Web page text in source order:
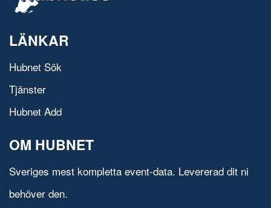
LÄNKAR
Hubnet Sök
Tjänster
Hubnet Add
OM HUBNET
Sveriges mest kompletta event-data. Levererad dit ni
behöver den.